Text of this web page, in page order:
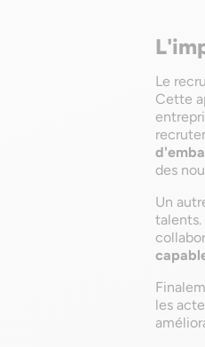
Le
Cette
des
Un
talents.
les